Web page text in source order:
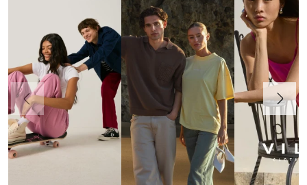
Vorherige Weiter